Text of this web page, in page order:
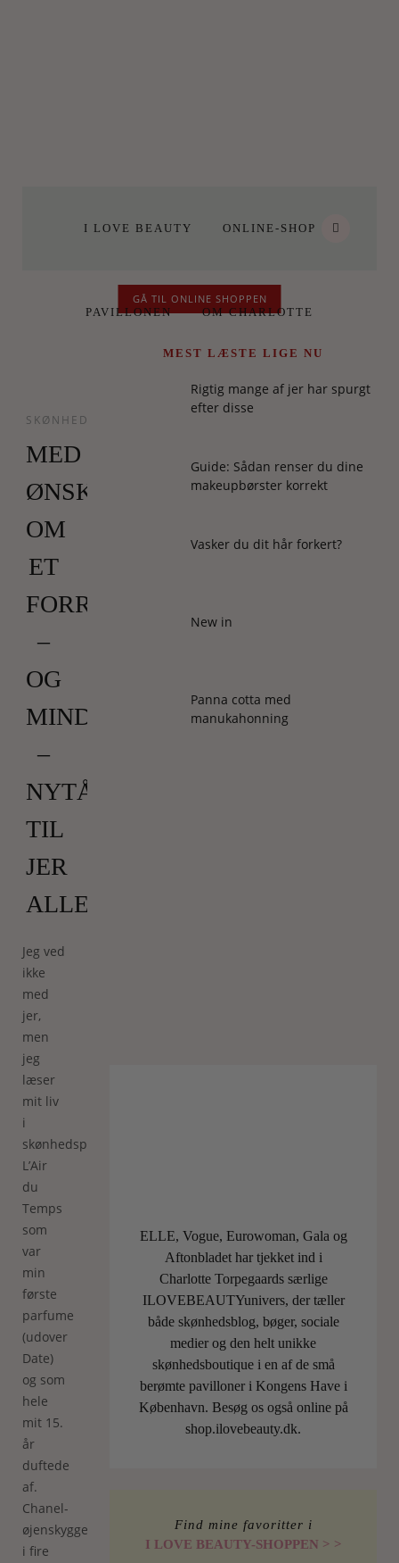
I LOVE BEAUTY ONLINE-SHOP
PAVILLONEN OM CHARLOTTE
GÅ TIL ONLINE SHOPPEN
SKØNHED
MED
ØNSKET
OM
ET
FORRYGENDE
–
OG
MINDEVÆRDIGT
–
NYTÅR
TIL
JER
ALLE!
Jeg ved
ikke
med
jer,
men
jeg
læser
mit liv
i
skønhedsprodukter.
L’Air
du
Temps
som
var
min
første
parfume
(udover
Date)
og som
hele
mit 15.
år
duftede
af.
Chanel-
øjenskyggen
i fire
MEST LÆSTE LIGE NU
Rigtig mange af jer har spurgt
efter disse
Guide: Sådan renser du dine
makeupbørster korrekt
Vasker du dit hår forkert?
New in
Panna cotta med
manukahonning
ELLE, Vogue, Eurowoman, Gala og
Aftonbladet har tjekket ind i
Charlotte Torpegaards særlige
ILOVEBEAUTYunivers, der tæller
både skønhedsblog, bøger, sociale
medier og den helt unikke
skønhedsboutique i en af de små
berømte pavilloner i Kongens Have i
København. Besøg os også online på
shop.ilovebeauty.dk.
Find mine favoritter i
I LOVE BEAUTY-SHOPPEN > >